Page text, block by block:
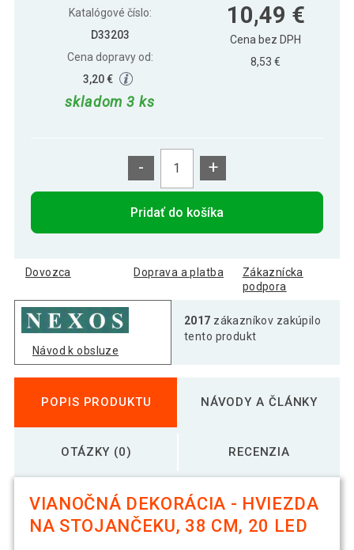
Katalógové číslo:
D33203
Cena dopravy od:
3,20 €
skladom 3 ks
10,49 €
Cena bez DPH
8,53 €
- +
Pridať do košíka
Dovozca Doprava a platba
Zákaznícka
podpora
Návod k obsluze
2017 zákazníkov zakúpilo
tento produkt
POPIS PRODUKTU NÁVODY A ČLÁNKY
OTÁZKY (0) RECENZIA
VIANOČNÁ DEKORÁCIA - HVIEZDA
NA STOJANČEKU, 38 CM, 20 LED